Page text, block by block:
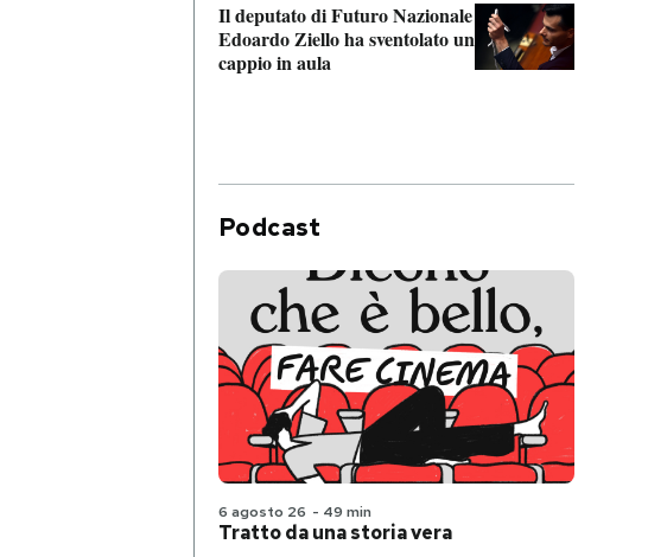
Il deputato di Futuro Nazionale
Edoardo Ziello ha sventolato un
cappio in aula
Podcast
6 agosto 26 - 49 min
Tratto da una storia vera